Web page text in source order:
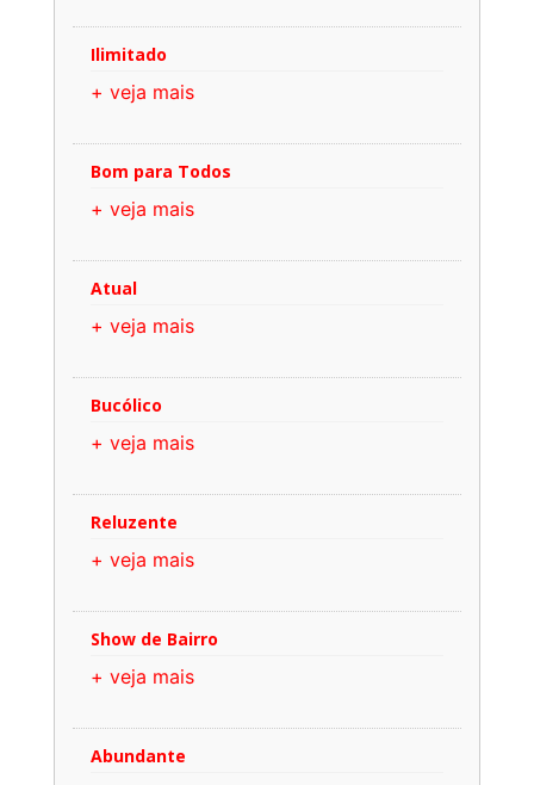
Ilimitado
+ veja mais
Bom para Todos
+ veja mais
Atual
+ veja mais
Bucólico
+ veja mais
Reluzente
+ veja mais
Show de Bairro
+ veja mais
Abundante